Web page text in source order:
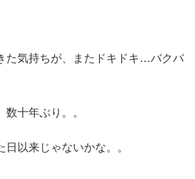
た気持ちが、またドキドキ…バクバ
十年ぶり。。
以来じゃないかな。。